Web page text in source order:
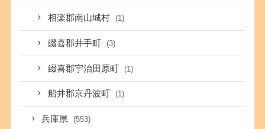
相楽郡南山城村 (1)
綴喜郡井手町 (3)
綴喜郡宇治田原町 (1)
船井郡京丹波町 (1)
兵庫県 (553)